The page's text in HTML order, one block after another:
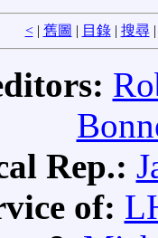
<| 舊圖 | 目錄| 搜尋
Rep.:
of: